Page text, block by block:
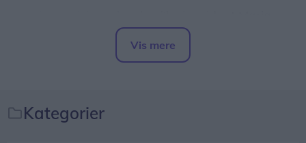
Ernst Bøgedal til at dele en klar opfordring på
PåFacebookskriver Maria Ernst Bøgedal om den
Vis mere
Kategorier